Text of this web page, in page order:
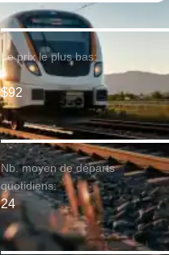
Le prix le plus bas:
$92
Nb. moyen de départs
quotidiens:
24